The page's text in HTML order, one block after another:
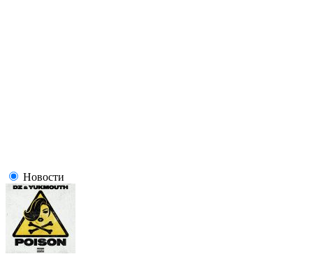
Новости